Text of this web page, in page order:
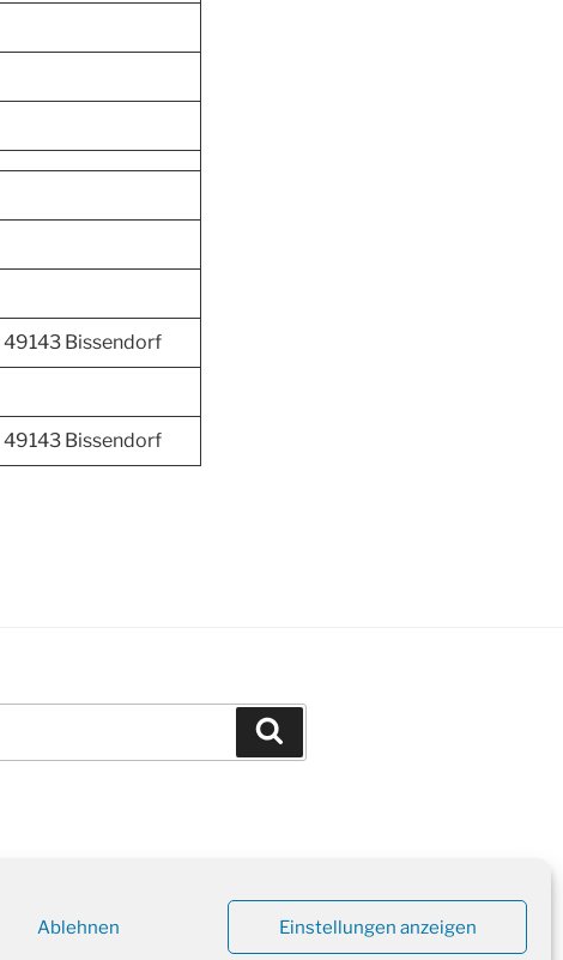
Ablehnen Einstellungen anzeigen
49143 Bissendorf
49143 Bissendorf